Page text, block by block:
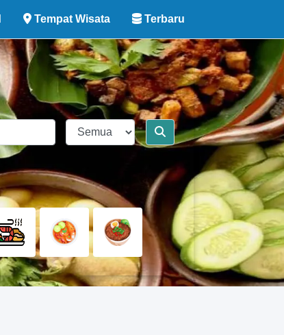
Tempat Wisata Terbaru